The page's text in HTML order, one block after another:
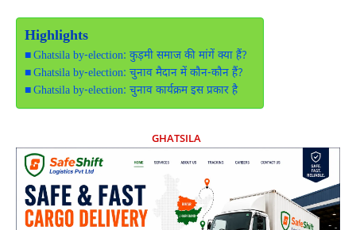
Highlights
Ghatsila by-election: कुड़मी समाज की मांगें क्या हैं?
Ghatsila by-election: चुनाव मैदान में कौन-कौन हैं?
Ghatsila by-election: चुनाव कार्यक्रम इस प्रकार है
GHATSILA